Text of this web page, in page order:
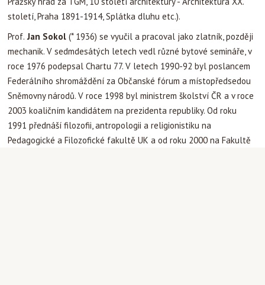
století, Praha 1891-1914, Splátka dluhu etc.).
Prof. Jan Sokol (* 1936) se vyučil a pracoval jako zlatník, později
mechanik. V sedmdesátých letech vedl různé bytové semináře, v
roce 1976 podepsal Chartu 77. V letech 1990-92 byl poslancem
Federálního shromáždění za Občanské fórum a místopředsedou
Sněmovny národů. V roce 1998 byl ministrem školství ČR a v roce
2003 koaličním kandidátem na prezidenta republiky. Od roku
1991 přednáší filozofii, antropologii a religionistiku na
Pedagogické a Filozofické fakultě UK a od roku 2000 na Fakultě